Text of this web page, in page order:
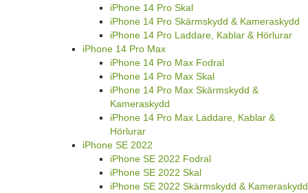
iPhone 14 Pro Skal
iPhone 14 Pro Skärmskydd & Kameraskydd
iPhone 14 Pro Laddare, Kablar & Hörlurar
iPhone 14 Pro Max
iPhone 14 Pro Max Fodral
iPhone 14 Pro Max Skal
iPhone 14 Pro Max Skärmskydd &
Kameraskydd
iPhone 14 Pro Max Laddare, Kablar &
Hörlurar
iPhone SE 2022
iPhone SE 2022 Fodral
iPhone SE 2022 Skal
iPhone SE 2022 Skärmskydd & Kameraskydd